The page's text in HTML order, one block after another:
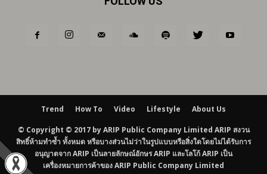
Trend How To Video Lifestyle About Us
© Copyright © 2017 by ARIP Public Company Limited ARIP สงวน
สิทธิ์ห้ามทำซ้ำ ทั้งหมด หรือบางส่วนไม่ว่าในรูปแบบหรือสิ่งใดโดยไม่ได้รับการ
อนุญาตจาก ARIP เป็นลายลักษณ์อักษร ARIP และโลโก้ ARIP เป็น
เครื่องหมายการค้าของ ARIP Public Company Limited